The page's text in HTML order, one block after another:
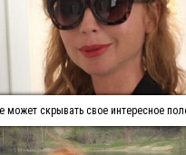
может скрывать свое интересное